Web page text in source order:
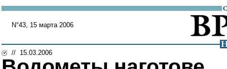
N°43, 15 марта 2006
// 15.03.2006